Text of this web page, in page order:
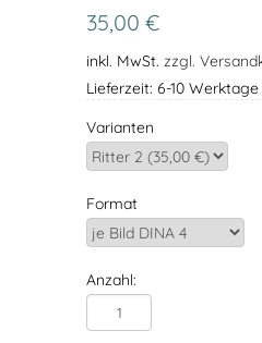
35,00 €
inkl. MwSt. zzgl.
Lieferzeit: 6-10 Werktage
Varianten
Format
Anzahl: